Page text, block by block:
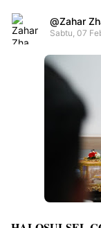
Zahar
Sabtu, 07
Premium